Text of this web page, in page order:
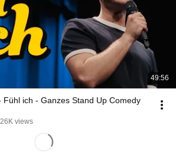
49:56
Fühl ich - Ganzes Stand Up Comedy
views